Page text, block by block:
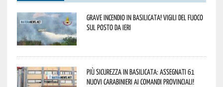
Grave incendio in Basilicata! Vigili del fuoco
sul posto da ieri
Più sicurezza in Basilicata: assegnati 61
nuovi Carabinieri ai Comandi provinciali!